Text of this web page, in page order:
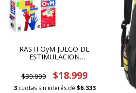
RASTI OyM JUEGO DE
ESTIMULACION
MOVILIDAD
$30.000 $18.999
3 cuotas sin interés de $6.333